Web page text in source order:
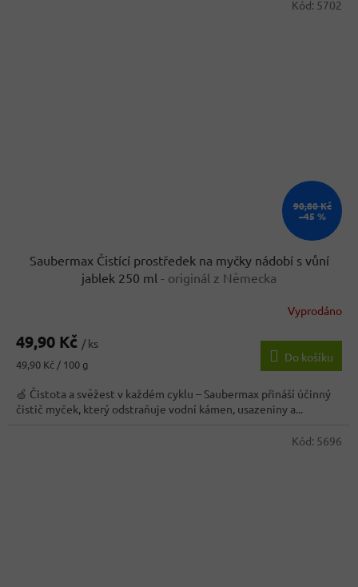
90,80 Kč
–45 %
Saubermax Čistící prostředek na myčky nádobí s vůní
jablek 250 ml - originál z Německa
Vyprodáno
49,90 Kč / ks
Měrná
49,90 Kč / 100 g
Do košíku
🍏 Čistota a svěžest v každém cyklu – Saubermax přináší účinný
čistič myček, který odstraňuje vodní kámen, usazeniny a...
Kód: 5702
Kód: 5696